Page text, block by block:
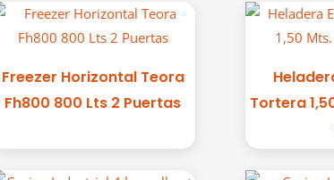
Freezer Horizontal Teora
Fh800 800 Lts 2 Puertas
Tortera